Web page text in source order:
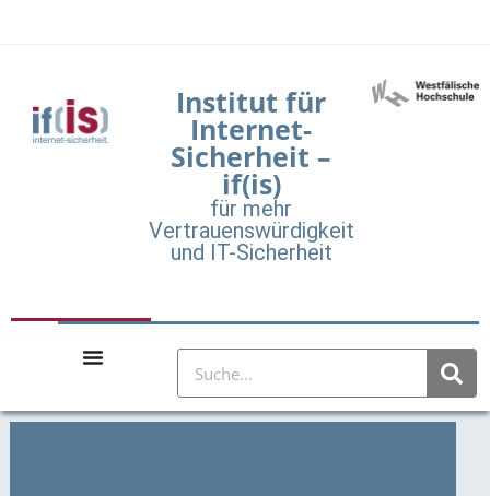
Institut für
Internet-
Sicherheit –
if(is)
für mehr
Vertrauenswürdigkeit
und IT-Sicherheit